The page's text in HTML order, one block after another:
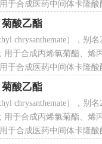
于合成医药中间体卡隆
酸乙酯;菊酸乙酯;菊酸乙
菊酸乙酯
chrysanthemate），别
用于合成丙烯氯菊酯、烯
于合成医药中间体卡隆
酸乙酯;菊酸乙酯;菊酸乙
菊酸乙酯
chrysanthemate），别
用于合成丙烯氯菊酯、烯
于合成医药中间体卡隆